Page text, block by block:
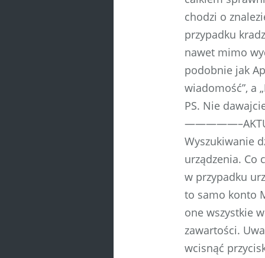
chodzi o
przypadku
nawet mimo
podobnie jak
wiadomość”, a
PS. Nie
Wyszukiwanie
urządzenia. Co
w przypadku
to samo konto
one wszystkie
zawartości.
wcisnąć